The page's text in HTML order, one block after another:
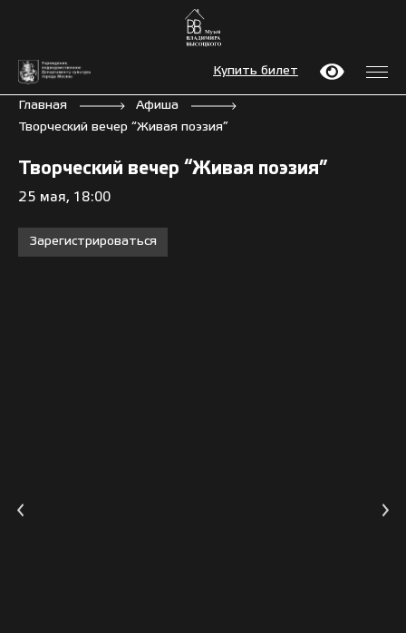
Купить билет
Главная
Афиша
Творческий вечер “Живая поэзия”
Творческий вечер “Живая поэзия”
25 мая, 18:00
Зарегистрироваться